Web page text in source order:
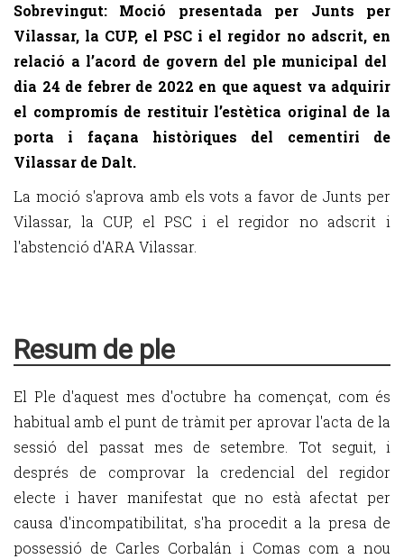
Sobrevingut: Moció presentada per Junts per
Vilassar, la CUP, el PSC i el regidor no adscrit, en
relació a l’acord de govern del ple municipal del
dia 24 de febrer de 2022 en que aquest va adquirir
el compromís de restituir l’estètica original de la
porta i façana històriques del cementiri de
Vilassar de Dalt.
La moció s'aprova amb els vots a favor de Junts per
Vilassar, la CUP, el PSC i el regidor no adscrit i
l'abstenció d'ARA Vilassar.
Resum de ple
El Ple d'aquest mes d'octubre ha començat, com és
habitual amb el punt de tràmit per aprovar l'acta de la
sessió del passat mes de setembre. Tot seguit, i
després de comprovar la credencial del regidor
electe i haver manifestat que no està afectat per
causa d'incompatibilitat, s'ha procedit a la presa de
possessió de Carles Corbalán i Comas com a nou